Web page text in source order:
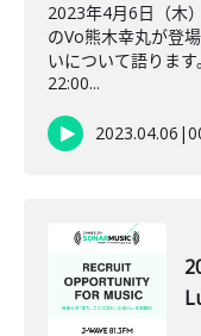
2023年4月6日（木
のVo熊木幸丸が登
いについて語りま
22:00...
2023.04.06 |